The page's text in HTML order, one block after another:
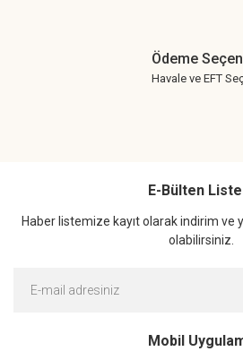
Ödeme
Havale ve EFT
E-Bülten
Haber listemize kayıt olarak indirim ve
olabilirsiniz.
Mobil